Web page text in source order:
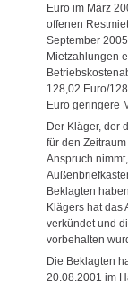
Euro im März
offenen
September
Mietzahlungen
128,02 Euro/
Euro geringere
Der Kläger, der
für den
Anspruch
Beklagten
Klägers hat das
verkündet und
vorbehalten
Die Beklagten
20.08.2001 im